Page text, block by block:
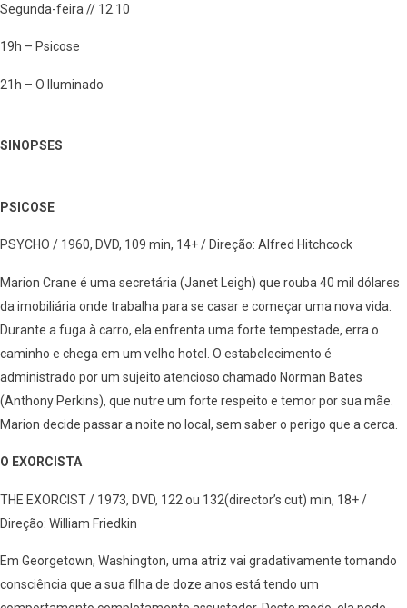
Segunda-feira // 12.10
19h – Psicose
21h – O Iluminado
SINOPSES
PSICOSE
PSYCHO / 1960, DVD, 109 min, 14+ / Direção: Alfred Hitchcock
Marion Crane é uma secretária (Janet Leigh) que rouba 40 mil dólares
da imobiliária onde trabalha para se casar e começar uma nova vida.
Durante a fuga à carro, ela enfrenta uma forte tempestade, erra o
caminho e chega em um velho hotel. O estabelecimento é
administrado por um sujeito atencioso chamado Norman Bates
(Anthony Perkins), que nutre um forte respeito e temor por sua mãe.
Marion decide passar a noite no local, sem saber o perigo que a cerca.
O EXORCISTA
THE EXORCIST / 1973, DVD, 122 ou 132(director’s cut) min, 18+ /
Direção: William Friedkin
Em Georgetown, Washington, uma atriz vai gradativamente tomando
consciência que a sua filha de doze anos está tendo um